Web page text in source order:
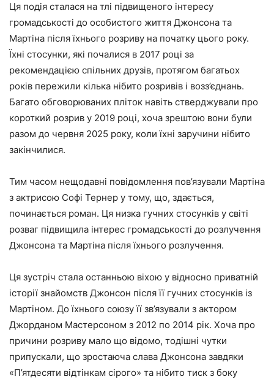
Ця подія сталася на тлі підвищеного інтересу
громадськості до особистого життя Джонсона та
Мартіна після їхнього розриву на початку цього року.
Їхні стосунки, які почалися в 2017 році за
рекомендацією спільних друзів, протягом багатьох
років пережили кілька нібито розривів і возз’єднань.
Багато обговорюваних пліток навіть стверджували про
короткий розрив у 2019 році, хоча зрештою вони були
разом до червня 2025 року, коли їхні заручини нібито
закінчилися.
Тим часом нещодавні повідомлення пов’язували Мартіна
з актрисою Софі Тернер у тому, що, здається,
починається роман. Ця низка гучних стосунків у світі
розваг підвищила інтерес громадськості до розлучення
Джонсона та Мартіна після їхнього розлучення.
Ця зустріч стала останньою віхою у відносно приватній
історії знайомств Джонсон після її гучних стосунків із
Мартіном. До їхнього союзу її зв’язували з актором
Джорданом Мастерсоном з 2012 по 2014 рік. Хоча про
причини розриву мало що відомо, тодішні чутки
припускали, що зростаюча слава Джонсона завдяки
«П’ятдесяти відтінкам сірого» та нібито тиск з боку